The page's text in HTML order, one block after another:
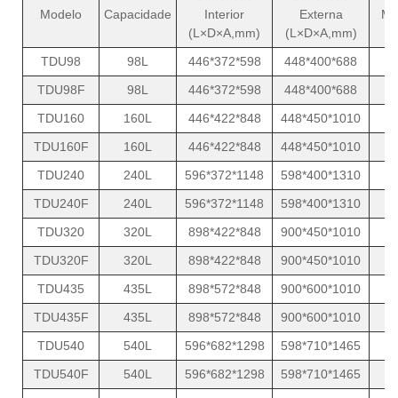
Modelo Capacidade
Interior
(L×D×A,mm)
Externa
(L×D×A,mm)
TDU98
98L 446*372*598 448*400*688
TDU98F
98L 446*372*598 448*400*688
TDU160
160L 446*422*848 448*450*1010
TDU160F
160L 446*422*848 448*450*1010
TDU240
240L 596*372*1148 598*400*1310
TDU240F
240L 596*372*1148 598*400*1310
TDU320
320L 898*422*848 900*450*1010
TDU320F
320L 898*422*848 900*450*1010
TDU435
435L 898*572*848 900*600*1010
TDU435F
435L 898*572*848 900*600*1010
TDU540
540L 596*682*1298 598*710*1465
TDU540F
540L 596*682*1298 598*710*1465